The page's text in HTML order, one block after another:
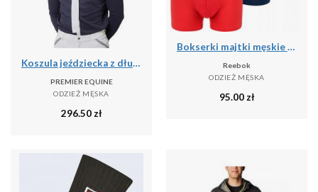
Koszula jeździecka z długim rękawem Premier Equine Giulio
PREMIER EQUINE
ODZIEŻ MĘSKA
296.50zł
Bokserki majtki męskie 3 pary REEBOK SHORT SPORTS TRUNK ELIM
Reebok
ODZIEŻ MĘSKA
95.00zł